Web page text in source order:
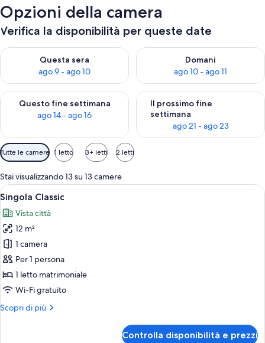
Opzioni della camera
Verifica la disponibilità per queste date
Questa sera
ago 9 - ago 10
Verifica la disponibilità per questa sera, ago 9 - ago 10
Domani
ago 10 - ago 11
Verifica la disponibilità per
Questo fine settimana
ago 14 - ago 16
Verifica la disponibilità per questo fine settimana, ago 14 -
Il prossimo fine
settimana
ago 21 - ago 23
Verifica la disponibilità per il
Filtri
disponibili
per
le
camere
Tutte le camere 1 letto 3+ letti 2 letti
Stai visualizzando 13 su 13 camere
Apri
tutte
le
foto
per
Singola
Classic
Una camera d'albergo con un letto
5
Singola Classic
Vista città
12 m²
1 camera
Per 1 persona
1 letto matrimoniale
Wi-Fi gratuito
Scopri di più
Altri
Controlla disponibilità e prezzi